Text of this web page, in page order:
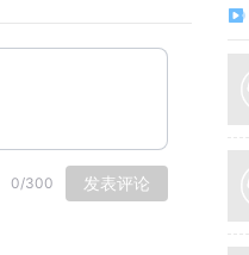
0/300 发表评论